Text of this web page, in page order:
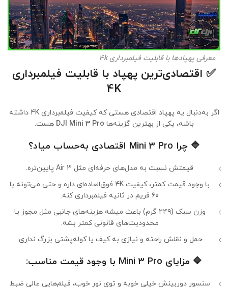
معرفی پهپادها با قابلیت فیلمبرداری 4k
✅ اقتصادی‌ترین پهپاد با قابلیت فیلمبرداری
4K
اگر به‌دنبال یه پهپاد اقتصادی هستی که کیفیت فیلمبرداری 4K داشته
باشه، یکی از بهترین گزینه‌ها DJI Mini 3 Pro هست.
🔷چرا Mini 3 Pro اقتصادی به‌حساب میاد؟
قیمتش نسبت به مدل‌های حرفه‌ای مثل Air 3 پایین‌تره.
با وجود قیمت کمتر، کیفیت 4K فوق‌العاده‌ای داره و حتی می‌تونه با
۶۰ فریم در ثانیه فیلمبرداری کنه.
وزن سبک (۲۴۹ گرم) باعث میشه هزینه‌های جانبی مثل مجوز یا
محدودیت‌های قانونی کمتر بشه.
حمل و نقلش راحته و نیازی به کیف یا کوله‌پشتی بزرگ نداری.
🔷 مزایای Mini 3 Pro با وجود قیمت مناسب:
سنسور دوربینش خیلی خوبه و توی نور خوب، فیلم‌هایی عالی ضبط